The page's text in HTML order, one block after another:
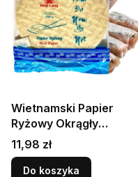
Wietnamski Papier
Ryżowy Okrągły
Bezglutenowy Do
Sajgonek 22cm 500g
HIEP LONG
Cena
11,98 zł
Do koszyka